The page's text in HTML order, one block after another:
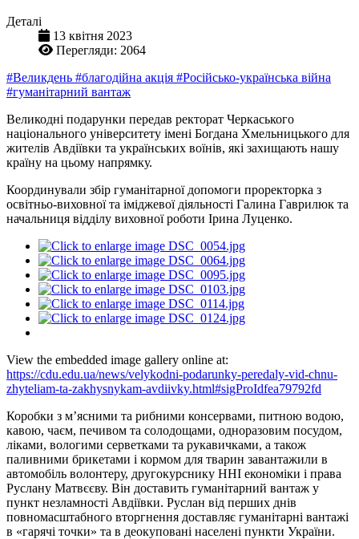
Деталі
13 квітня 2023
Перегляди: 2064
#Великдень #благодійна акція #Російсько-українська війна
#гуманітарний вантаж
Великодні подарунки передав ректорат Черкаського
національного університету імені Богдана Хмельницького для
жителів Авдіївки та українських воїнів, які захищають нашу
країну на цьому напрямку.
Координували збір гуманітарної допомоги проректорка з
освітньо-виховної та іміджевої діяльності Галина Гаврилюк та
начальниця відділу виховної роботи Ірина Луценко.
View the embedded image gallery online at:
https://cdu.edu.ua/news/velykodni-podarunky-peredaly-vid-chnu-
zhyteliam-ta-zakhysnykam-avdiivky.html#sigProIdfea79792fd
Коробки з м’ясними та рибними консервами, питною водою,
кавою, чаєм, печивом та солодощами, одноразовим посудом,
ліками, вологими серветками та рукавичками, а також
паливними брикетами і кормом для тварин завантажили в
автомобіль волонтеру, другокурснику ННІ економіки і права
Руслану Матвєєву. Він доставить гуманітарний вантаж у
пункт незламності Авдіївки. Руслан від перших днів
повномасштабного вторгнення доставляє гуманітарні вантажі
в «гарячі точки» та в деокуповані населені пункти України.